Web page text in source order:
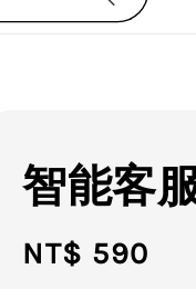
智能客
Regular
NT$ 590